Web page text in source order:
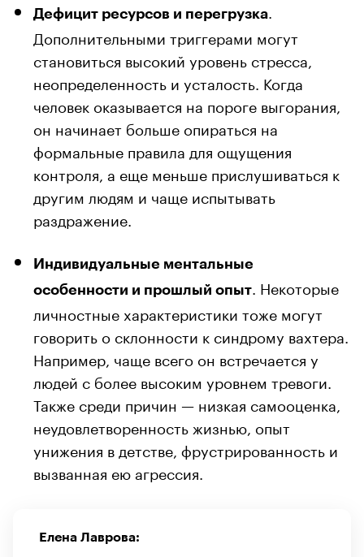
Дефицит ресурсов и перегрузка
Дополнительными триггерами могут
становиться высокий уровень стресса,
неопределенность и усталость. Когда
человек оказывается на пороге выгорания,
он начинает больше опираться на
формальные правила для ощущения
контроля, а еще меньше прислушиваться к
другим людям и чаще испытывать
раздражение.
Индивидуальные ментальные
особенности и прошлый опыт
. Некоторые
личностные характеристики тоже могут
говорить о склонности к синдрому вахтера.
Например, чаще всего он встречается у
людей с более высоким уровнем тревоги.
Также среди причин — низкая самооценка,
неудовлетворенность жизнью, опыт
унижения в детстве, фрустрированность и
вызванная ею агрессия.
Елена Лаврова: